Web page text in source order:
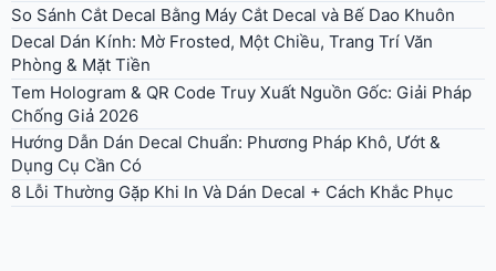
So Sánh Cắt Decal Bằng Máy Cắt Decal và Bế Dao Khuôn
Decal Dán Kính: Mờ Frosted, Một Chiều, Trang Trí Văn
Phòng & Mặt Tiền
Tem Hologram & QR Code Truy Xuất Nguồn Gốc: Giải Pháp
Chống Giả 2026
Hướng Dẫn Dán Decal Chuẩn: Phương Pháp Khô, Ướt &
Dụng Cụ Cần Có
8 Lỗi Thường Gặp Khi In Và Dán Decal + Cách Khắc Phục